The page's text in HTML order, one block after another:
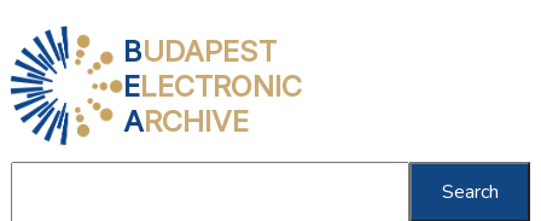
BUDAPEST
ELECTRONIC
ARCHIVE
Search